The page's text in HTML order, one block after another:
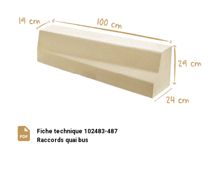
Fiche technique 102483-487
Raccords quai bus